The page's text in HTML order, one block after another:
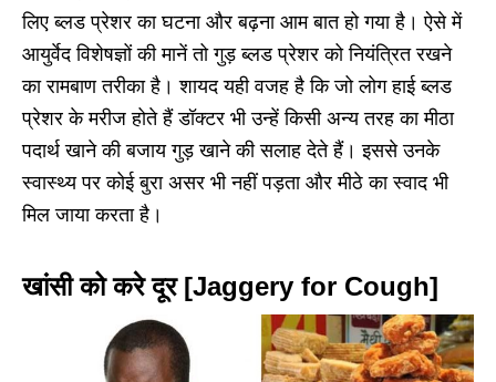
लिए ब्लड प्रेशर का घटना और बढ़ना आम बात हो गया है। ऐसे में
आयुर्वेद विशेषज्ञों की मानें तो गुड़ ब्लड प्रेशर को नियंत्रित रखने
का रामबाण तरीका है। शायद यही वजह है कि जो लोग हाई ब्लड
प्रेशर के मरीज होते हैं डॉक्टर भी उन्हें किसी अन्य तरह का मीठा
पदार्थ खाने की बजाय गुड़ खाने की सलाह देते हैं। इससे उनके
स्वास्थ्य पर कोई बुरा असर भी नहीं पड़ता और मीठे का स्वाद भी
मिल जाया करता है।
खांसी को करे दूर [Jaggery for Cough]